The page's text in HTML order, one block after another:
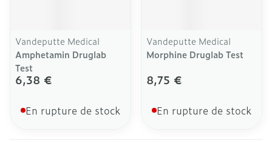
Vandeputte Medical
Amphetamin Druglab
Test
6,38 €
En rupture de stock
Vandeputte Medical
Morphine Druglab Test
8,75 €
En rupture de stock